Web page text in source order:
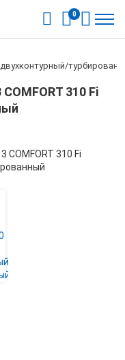
0
двухконтурный/
310 Fi